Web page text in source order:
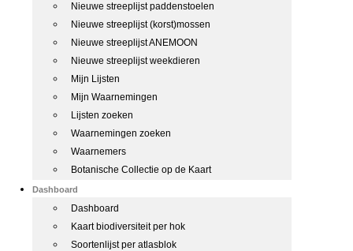
Nieuwe streeplijst paddenstoelen
Nieuwe streeplijst (korst)mossen
Nieuwe streeplijst ANEMOON
Nieuwe streeplijst weekdieren
Mijn Lijsten
Mijn Waarnemingen
Lijsten zoeken
Waarnemingen zoeken
Waarnemers
Botanische Collectie op de Kaart
Dashboard
Dashboard
Kaart biodiversiteit per hok
Soortenlijst per atlasblok